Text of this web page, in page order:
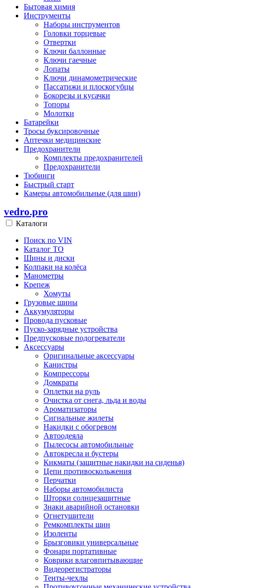
Бытовая химия
Инструменты
Наборы инструментов
Головки торцевые
Отвертки
Ключи баллонные
Ключи гаечные
Лопаты
Ключи динамометрические
Пассатижи и плоскогубцы
Бокорезы и кусачки
Топоры
Молотки
Батарейки
Тросы буксировочные
Аптечки медицинские
Предохранители
Комплекты предохранителей
Предохранители
Тюбинги
Быстрый старт
Камеры автомобильные (для шин)
vedro.pro
Каталоги
Поиск по VIN
Каталог ТО
Шины и диски
Колпаки на колёса
Манометры
Крепеж
Хомуты
Грузовые шины
Аккумуляторы
Провода пусковые
Пуско-зарядные устройства
Предпусковые подогреватели
Аксессуары
Оригинальные аксессуары
Канистры
Компрессоры
Домкраты
Оплетки на руль
Очистка от снега, льда и воды
Ароматизаторы
Сигнальные жилеты
Накидки с обогревом
Автоодеяла
Пылесосы автомобильные
Автокресла и бустеры
Кикматы (защитные накидки на сиденья)
Цепи противоскольжения
Перчатки
Наборы автомобилиста
Шторки солнцезащитные
Знаки аварийной остановки
Огнетушители
Ремкомплекты шин
Изоленты
Брызговики универсальные
Фонари портативные
Коврики влаговпитывающие
Видеорегистраторы
Тенты-чехлы